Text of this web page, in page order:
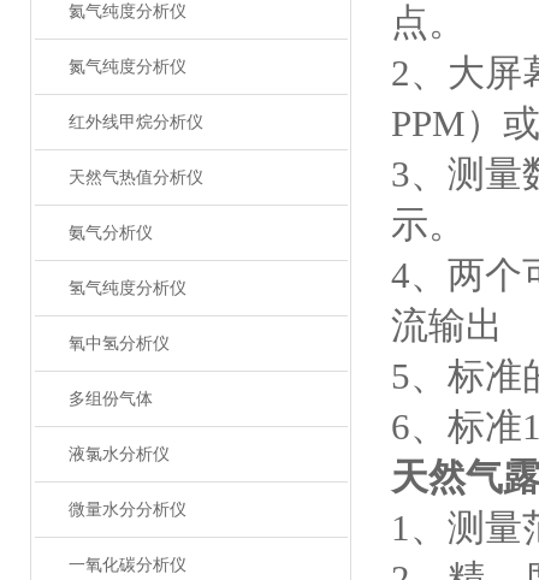
氦气纯度分析仪
氮气纯度分析仪
红外线甲烷分析仪
天然气热值分析仪
氨气分析仪
氢气纯度分析仪
氧中氢分析仪
多组份气体
液氯水分析仪
微量水分分析仪
一氧化碳分析仪
点。
2、大屏
PPM）
3、测量
示。
4、两个
流输出
5、标准
6、标准
天然气
1、测量